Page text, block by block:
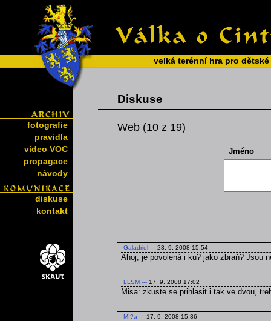
velká terénní hra pro
fotografie
pravidla
video VOC
propagace
návody
diskuse
kontakt
Diskuse
Web (10 z 19)
Jméno
Galadriel --- 23. 9. 2008 15:54
Ahoj, je povolená i ku? jako zbraň? Jsou
LLSM --- 17. 9. 2008 17:02
Misa: zkuste se prihlasit i tak ve dvou,
Mí?a --- 17. 9. 2008 15:36